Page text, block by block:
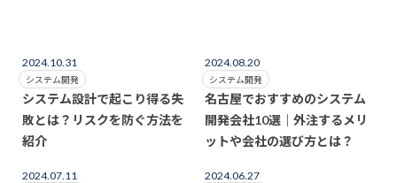
2024.10.31
システム開発
システム設計で起こり得る失
敗とは？リスクを防ぐ方法を
紹介
2024.08.20
システム開発
名古屋でおすすめのシステム
開発会社10選｜外注するメリ
ットや会社の選び方とは？
2024.07.11 2024.06.27